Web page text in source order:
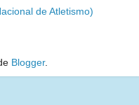
de Atletismo)
Blogger.